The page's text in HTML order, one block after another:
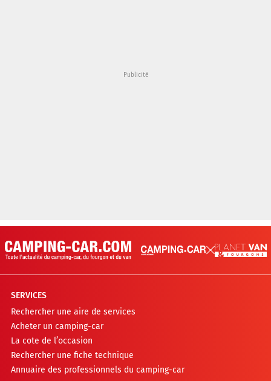
SERVICES
Rechercher une aire de services
Acheter un camping-car
La cote de l’occasion
Rechercher une fiche technique
Annuaire des professionnels du camping-car